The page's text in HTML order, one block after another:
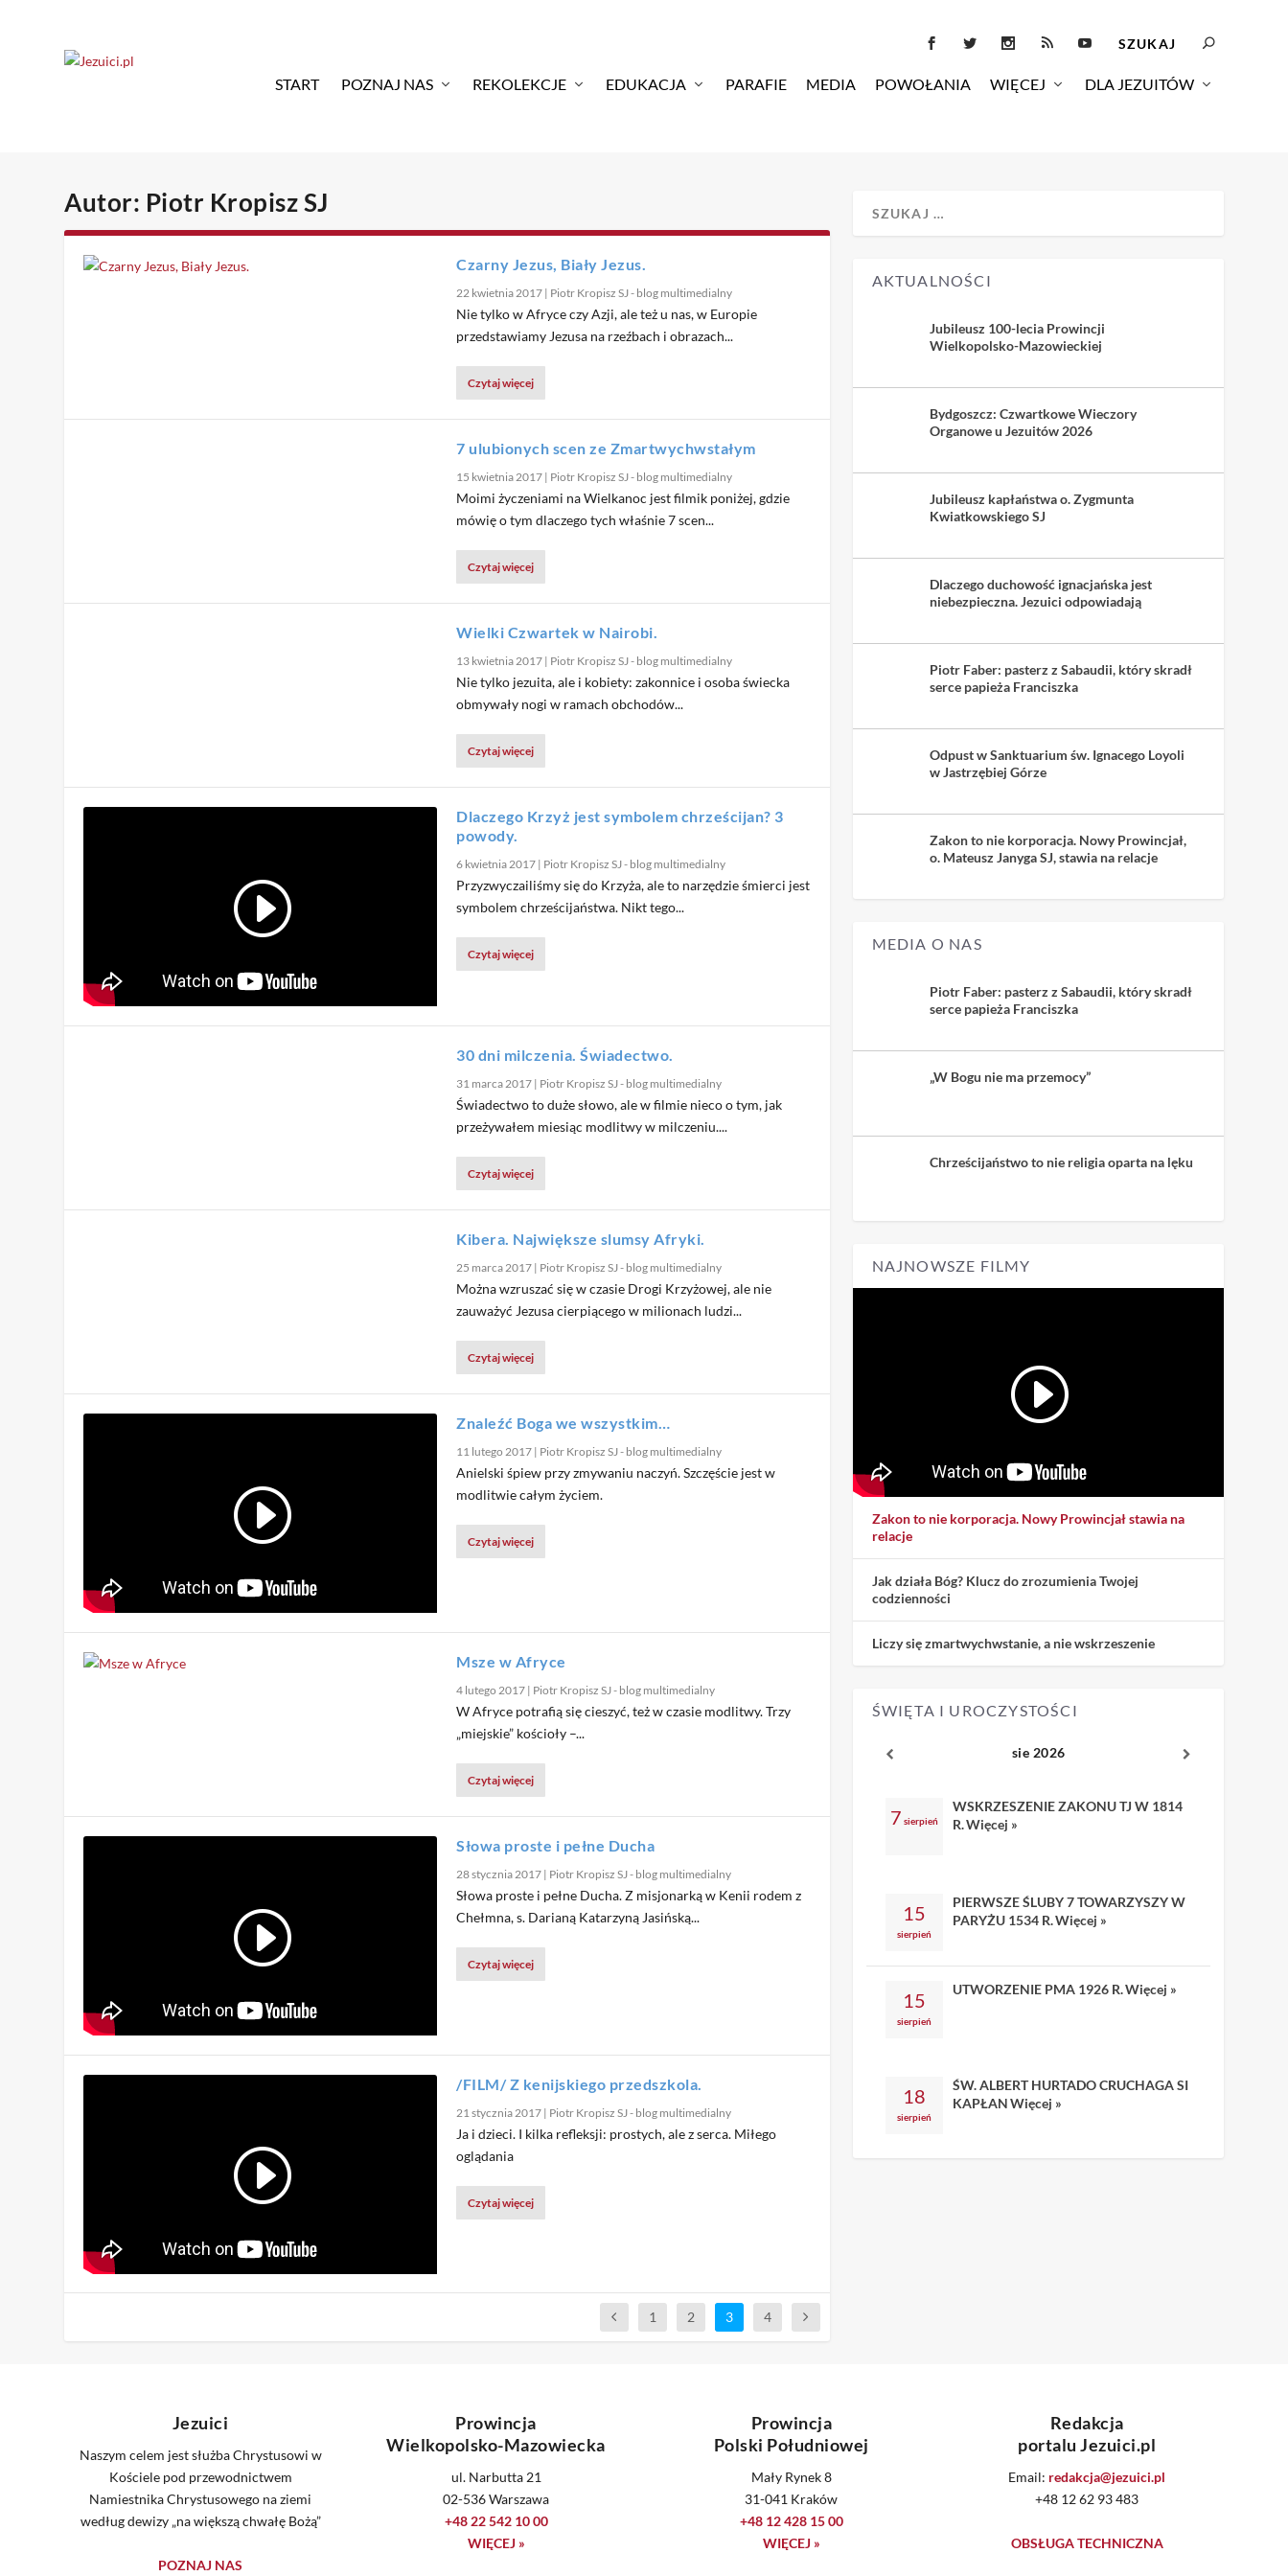
START POZNAJ NAS REKOLEKCJE EDUKACJA PARAFIE MEDIA POWOŁANIA WIĘCEJ DLA JEZUITÓW
Autor: Piotr Kropisz SJ
Czarny Jezus, Biały Jezus.
22 kwietnia 2017 | Piotr Kropisz SJ - blog multimedialny
Nie tylko w Afryce czy Azji, ale też u nas, w Europie
przedstawiamy Jezusa na rzeźbach i obrazach...
Czytaj więcej
7 ulubionych scen ze Zmartwychwstałym
15 kwietnia 2017 | Piotr Kropisz SJ - blog multimedialny
Moimi życzeniami na Wielkanoc jest filmik poniżej, gdzie
mówię o tym dlaczego tych właśnie 7 scen...
Czytaj więcej
Wielki Czwartek w Nairobi.
13 kwietnia 2017 | Piotr Kropisz SJ - blog multimedialny
Nie tylko jezuita, ale i kobiety: zakonnice i osoba świecka
obmywały nogi w ramach obchodów...
Czytaj więcej
Dlaczego Krzyż jest symbolem chrześcijan? 3
powody.
6 kwietnia 2017 | Piotr Kropisz SJ - blog multimedialny
Przyzwyczailiśmy się do Krzyża, ale to narzędzie śmierci jest
symbolem chrześcijaństwa. Nikt tego...
Czytaj więcej
30 dni milczenia. Świadectwo.
31 marca 2017 | Piotr Kropisz SJ - blog multimedialny
Świadectwo to duże słowo, ale w filmie nieco o tym, jak
przeżywałem miesiąc modlitwy w milczeniu....
Czytaj więcej
Kibera. Największe slumsy Afryki.
25 marca 2017 | Piotr Kropisz SJ - blog multimedialny
Można wzruszać się w czasie Drogi Krzyżowej, ale nie
zauważyć Jezusa cierpiącego w milionach ludzi...
Czytaj więcej
Znaleźć Boga we wszystkim…
11 lutego 2017 | Piotr Kropisz SJ - blog multimedialny
Anielski śpiew przy zmywaniu naczyń. Szczęście jest w
modlitwie całym życiem.
Czytaj więcej
Msze w Afryce
4 lutego 2017 | Piotr Kropisz SJ - blog multimedialny
W Afryce potrafią się cieszyć, też w czasie modlitwy. Trzy
„miejskie” kościoły –...
Czytaj więcej
Słowa proste i pełne Ducha
28 stycznia 2017 | Piotr Kropisz SJ - blog multimedialny
Słowa proste i pełne Ducha. Z misjonarką w Kenii rodem z
Chełmna, s. Darianą Katarzyną Jasińską...
Czytaj więcej
/FILM/ Z kenijskiego przedszkola.
21 stycznia 2017 | Piotr Kropisz SJ - blog multimedialny
Ja i dzieci. I kilka refleksji: prostych, ale z serca. Miłego
oglądania
Czytaj więcej
1 2 3 4
AKTUALNOŚCI
Jubileusz 100-lecia Prowincji
Wielkopolsko-Mazowieckiej
Bydgoszcz: Czwartkowe Wieczory
Organowe u Jezuitów 2026
Jubileusz kapłaństwa o. Zygmunta
Kwiatkowskiego SJ
Dlaczego duchowość ignacjańska jest
niebezpieczna. Jezuici odpowiadają
Piotr Faber: pasterz z Sabaudii, który skradł
serce papieża Franciszka
Odpust w Sanktuarium św. Ignacego Loyoli
w Jastrzębiej Górze
Zakon to nie korporacja. Nowy Prowincjał,
o. Mateusz Janyga SJ, stawia na relacje
MEDIA O NAS
Piotr Faber: pasterz z Sabaudii, który skradł
serce papieża Franciszka
„W Bogu nie ma przemocy”
Chrześcijaństwo to nie religia oparta na lęku
NAJNOWSZE FILMY
Zakon to nie korporacja. Nowy Prowincjał stawia na
relacje
Jak działa Bóg? Klucz do zrozumienia Twojej
codzienności
Liczy się zmartwychwstanie, a nie wskrzeszenie
ŚWIĘTA I UROCZYSTOŚCI
sie 2026
7 sierpień
WSKRZESZENIE ZAKONU TJ W 1814
R.Więcej »
15
sierpień
PIERWSZE ŚLUBY 7 TOWARZYSZY W
PARYŻU 1534 R.Więcej »
15
sierpień
UTWORZENIE PMA 1926 R.Więcej »
18
sierpień
ŚW. ALBERT HURTADO CRUCHAGA SI
KAPŁANWięcej »
Jezuici
Naszym celem jest służba Chrystusowi w
Kościele pod przewodnictwem
Namiestnika Chrystusowego na ziemi
według dewizy „na większą chwałę Bożą”
POZNAJ NAS
Prowincja
Wielkopolsko-Mazowiecka
ul. Narbutta 21
02-536 Warszawa
+48 22 542 10 00
WIĘCEJ »
Prowincja
Polski Południowej
Mały Rynek 8
31-041 Kraków
+48 12 428 15 00
WIĘCEJ »
Redakcja
portalu Jezuici.pl
Email: redakcja@jezuici.pl
+48 12 62 93 483
OBSŁUGA TECHNICZNA